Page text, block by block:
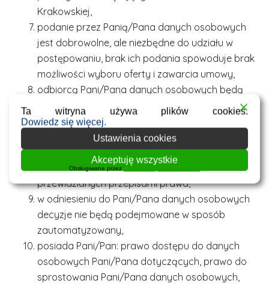
Krakowskiej,
podanie przez Panią/Pana danych osobowych
jest dobrowolne, ale niezbędne do udziału w
postępowaniu, brak ich podania spowoduje brak
możliwości wyboru oferty i zawarcia umowy,
odbiorcą Pani/Pana danych osobowych będą
upoważnieni pracownicy uczelni oraz osoby lub
podmioty, którym udostępniona będzie
dokumentacja postępowania zgodnie z
Zarządzeniem Rektora 67 z dnia 22 grudnia 2016
r., z późn. zm. oraz w przypadkach
przewidzianych przepisami prawa,
w odniesieniu do Pani/Pana danych osobowych
decyzje nie będą podejmowane w sposób
zautomatyzowany,
posiada Pani/Pan: prawo dostępu do danych
osobowych Pani/Pana dotyczących, prawo do
sprostowania Pani/Pana danych osobowych,
Ta witryna używa plików cookies.
Dowiedz się więcej.
Ustawienia cookies
Akceptuję wszystkie
Obsługiwane przez WPLP Compliance Platform